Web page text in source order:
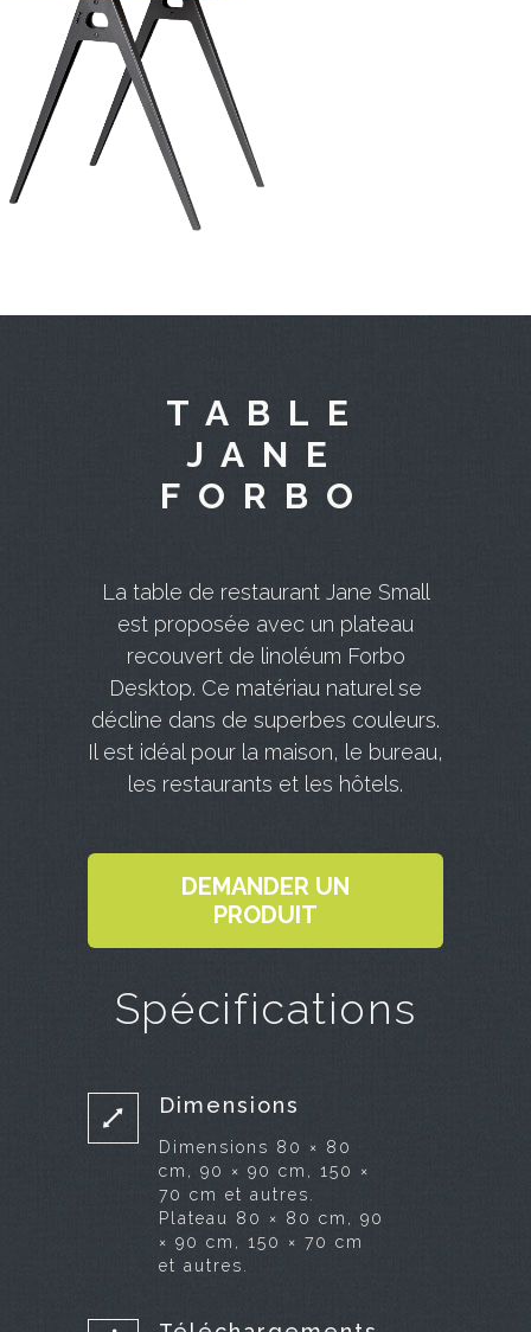
TABLE
JANE
FORBO
La table de restaurant Jane Small
est proposée avec un plateau
recouvert de linoléum Forbo
Desktop. Ce matériau naturel se
décline dans de superbes couleurs.
Il est idéal pour la maison, le bureau,
les restaurants et les hôtels.
DEMANDER UN
PRODUIT
Spécifications
Dimensions
Dimensions 80 × 80
cm, 90 × 90 cm, 150 ×
70 cm et autres.
Plateau 80 × 80 cm, 90
× 90 cm, 150 × 70 cm
et autres.